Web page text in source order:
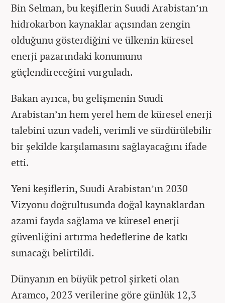
Bin Selman, bu keşiflerin Suudi Arabistan’ın
hidrokarbon kaynaklar açısından zengin
olduğunu gösterdiğini ve ülkenin küresel
enerji pazarındaki konumunu
güçlendireceğini vurguladı.
Bakan ayrıca, bu gelişmenin Suudi
Arabistan’ın hem yerel hem de küresel enerji
talebini uzun vadeli, verimli ve sürdürülebilir
bir şekilde karşılamasını sağlayacağını ifade
etti.
Yeni keşiflerin, Suudi Arabistan’ın 2030
Vizyonu doğrultusunda doğal kaynaklardan
azami fayda sağlama ve küresel enerji
güvenliğini artırma hedeflerine de katkı
sunacağı belirtildi.
Dünyanın en büyük petrol şirketi olan
Aramco, 2023 verilerine göre günlük 12,3